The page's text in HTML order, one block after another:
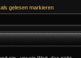
gelesen markieren